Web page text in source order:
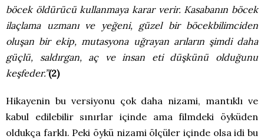
böcek öldürücü kullanmaya karar verir. Kasabanın böcek
ilaçlama uzmanı ve yeğeni, güzel bir böcekbilimciden
oluşan bir ekip, mutasyona uğrayan arıların şimdi daha
güçlü, saldırgan, aç ve insan eti düşkünü olduğunu
keşfeder.”(2)
Hikayenin bu versiyonu çok daha nizami, mantıklı ve
kabul edilebilir sınırlar içinde ama filmdeki öyküden
oldukça farklı. Peki öykü nizami ölçüler içinde olsa idi bu